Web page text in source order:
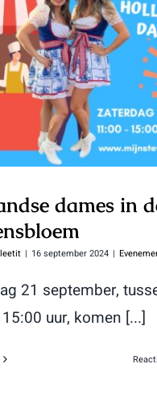
Hollandse dames
Stevensbloem
dames in
| 16 september 2024 |
21 september,
uur, komen [...]